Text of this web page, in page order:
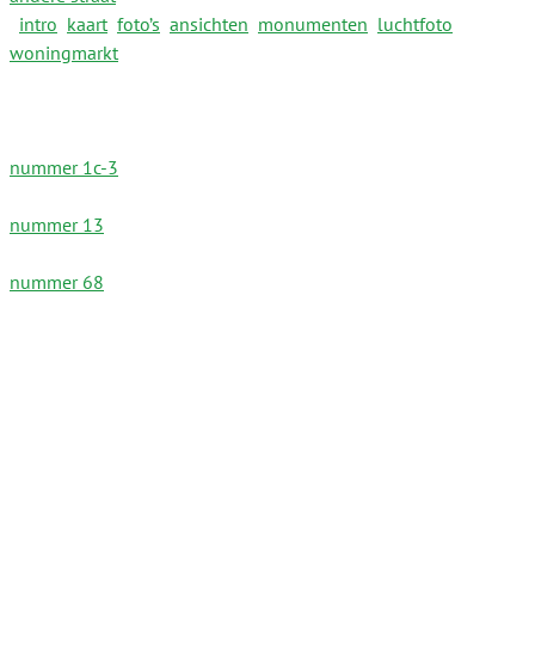
intro kaart foto’s ansichten monumenten luchtfoto
woningmarkt
nummer 1c-3
nummer 13
nummer 68